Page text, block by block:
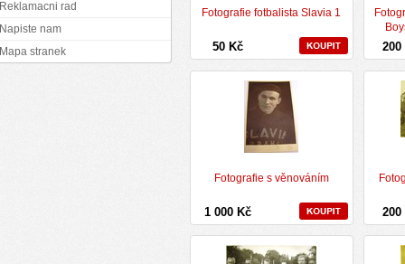
Fotografie fotbalista Slavia 1
50 Kč
Fotografie s věnováním
1 000 Kč
Reklamacni rad
Napiste nam
Mapa stranek